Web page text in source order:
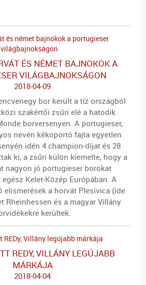
ÉS NÉMET BAJNOKOK A
VILÁGBAJNOKSÁGON
2018-04-09
bor került a tíz országból
szakértői zsűri elé a hatodik
borversenyen. A portugieser,
nevén kékoportó fajta egyetlen
idén 4 champion-díjat és 28
ki, a zsűri külön kiemelte, hogy a
nagyon jó portugieser borokat
Kelet-Közép Európában. A
elismerések a horvát Plesivica (ide
Rheinhessen és a magyar Villány
kerültek.
REDY, VILLÁNY LEGÚJABB
MÁRKÁJA
2018-04-04